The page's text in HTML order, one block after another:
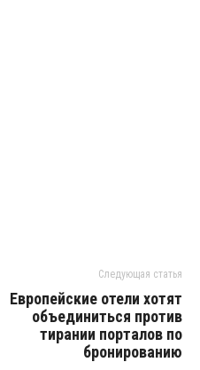
Следующая статья
Европейские отели хотят
объединиться против
тирании порталов по
бронированию